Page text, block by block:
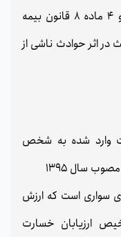
تعیین خسارت موضوع تبصره های 3 و 4 ماده 8 قانون بیمه
اثر حوادث ناشی از
وارد شده به شخص
سال 1395
سواری است که ارزش
ارزیابان خسارت